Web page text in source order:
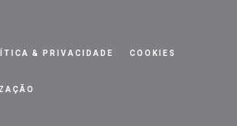
& PRIVACIDADE COOKIES